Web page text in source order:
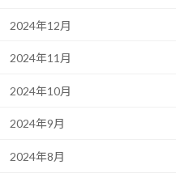
2024年12月
2024年11月
2024年10月
2024年9月
2024年8月